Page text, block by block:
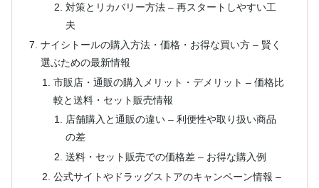
対策とリカバリー方法 – 再スタートしやすい工
夫
ナイシトールの購入方法・価格・お得な買い方 – 賢く
選ぶための最新情報
市販店・通販の購入メリット・デメリット – 価格比
較と送料・セット販売情報
店舗購入と通販の違い – 利便性や取り扱い商品
の差
送料・セット販売での価格差 – お得な購入例
公式サイトやドラッグストアのキャンペーン情報 –